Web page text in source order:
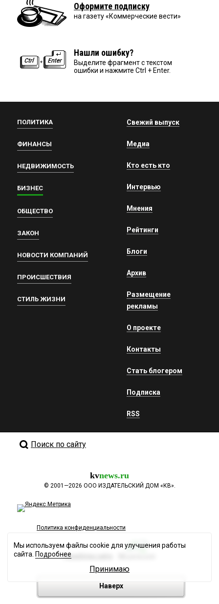
Оформите подписку
на газету «Коммерческие вести»
Нашли ошибку?
Выделите фрагмент с текстом
ошибки и нажмите Ctrl + Enter.
ПОЛИТИКА
ФИНАНСЫ
НЕДВИЖИМОСТЬ
БИЗНЕС
ОБЩЕСТВО
ЗАКОН
НОВОСТИ КОМПАНИЙ
ПРОИСШЕСТВИЯ
СТИЛЬ ЖИЗНИ
Свежий выпуск
Медиа
Кто есть кто
Интервью
Мнения
Рейтинги
Блоги
Архив
Размещение
рекламы
О проекте
Контакты
Стать блогером
Подписка
RSS
Поиск по сайту
kvnews.ru
© 2001—2026 ООО ИЗДАТЕЛЬСКИЙ ДОМ «КВ».
Политика конфиденциальности
Разработка сайта
Наверх
Мы используем файлы cookie для улучшения работы
сайта. Подробнее
Принимаю